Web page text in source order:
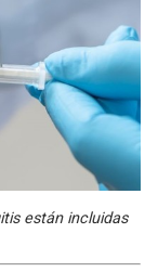
están incluidas